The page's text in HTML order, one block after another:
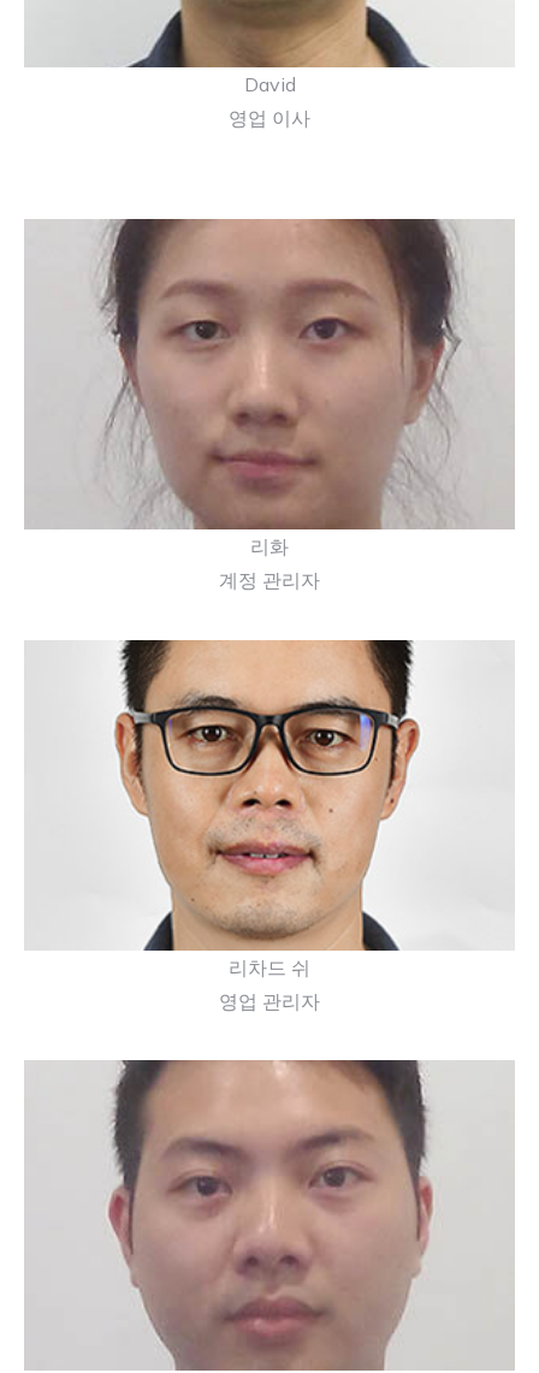
David
영업 이사
"고객이 행복하면 저도 행복합니다." 리는 고객을 돕
는 데 풍부한 경험을 가진 열정적인 여성입니다.
리화
계정 관리자
언제나 믿을 수 있는 신사
리차드 쉬
영업 관리자
15년 이상의 가구 디자인 경력을 가진 자오 씨는 모
든 작업에서 삶에 대한 애정을 느낄 수 있습니다.